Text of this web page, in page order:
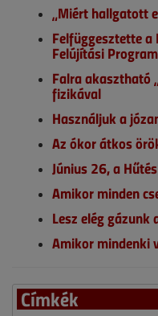
„Miért hallgatott
Felfüggesztette
Felújítási
Falra akasztható
fizikával
Használjuk a
Az ókor átkos
Június 26, a
Amikor minden
Lesz elég gázunk
Amikor mindenki
Címkék